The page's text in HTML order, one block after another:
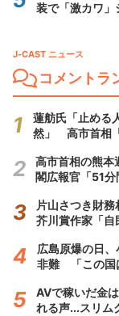
装で「激カワ
J-CAST ニュース
コメントラ
蓮舫氏「止める
然」 高市首相
高市首相の熊
閣広報官「51分
片山さつき財
芥川賞作家「自
広島原爆の日
非難 「この国
AVで稼いだ金
れる声...スリム